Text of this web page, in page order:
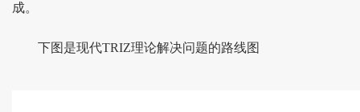
成。
下图是现代TRIZ理论解决问题的路线图